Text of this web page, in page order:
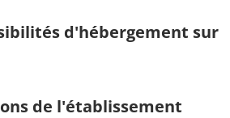
d'hébergement sur
de l'établissement